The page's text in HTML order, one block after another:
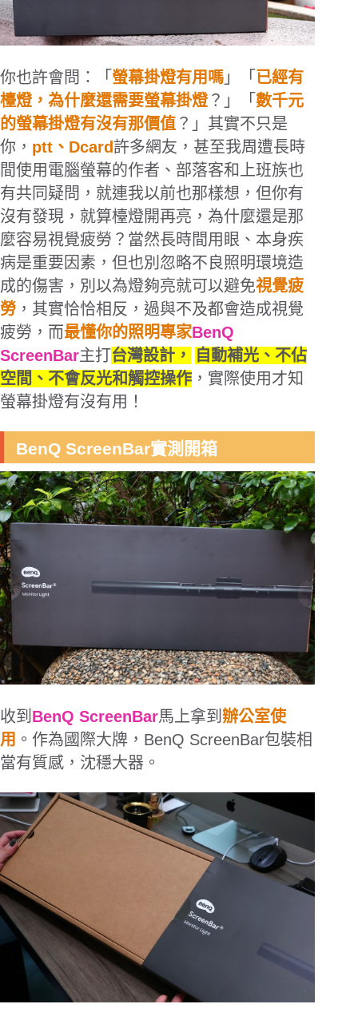
你也許會問：「 螢幕掛燈有用嗎 」「 已經有
檯燈，為什麼還需要螢幕掛燈？」「 數千元
的螢幕掛燈有沒有那價值 ？」其實不只是
你， ptt 、 Dcard許多網友，甚至我周遭長時
間使用電腦螢幕的作者、部落客和上班族也
有共同疑問，就連我以前也那樣想，但你有
沒有發現，就算檯燈開再亮，為什麼還是那
麼容易視覺疲勞？當然長時間用眼、本身疾
病是重要因素，但也別忽略不良照明環境造
成的傷害，別以為燈夠亮就可以避免視覺疲
勞 ，其實恰恰相反，過與不及都會造成視覺
疲勞，而最懂你的照明專家BenQ
ScreenBar主打台灣設計，
自動補光、不佔
空間、不會反光和觸控操作 ，實際使用才知
螢幕掛燈有沒有用！
BenQ ScreenBar實測開箱
收到 BenQ ScreenBar馬上拿到 辦公室使
用 。作為國際大牌， BenQ ScreenBar包裝相
當有質感，沈穩大器。